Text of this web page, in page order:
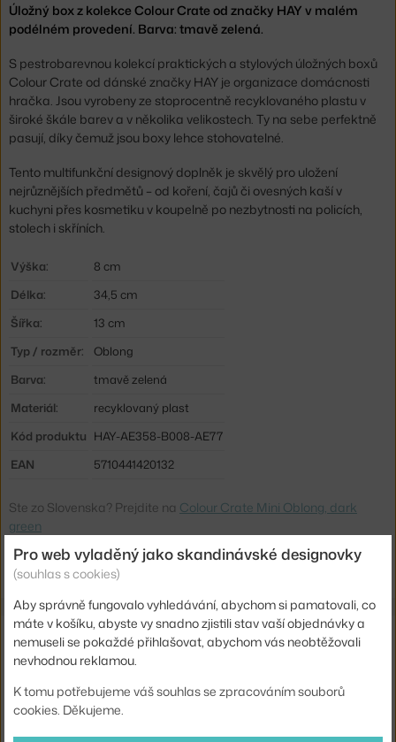
Úložný box z kolekce Colour Crate od značky HAY v malém
podélném provedení. Barva: tmavě zelená.
S pestrobarevnou kolekcí praktických a stylových úložných boxů
Colour Crate od dánské značky HAY je organizace domácnosti
hračka. Jsou vyrobeny ze stoprocentně recyklovaného plastu v
široké škále barev a v několika velikostech. Ty na sebe perfektně
pasují, díky čemuž jsou boxy lehce stohovatelné.
Tento multifunkční designový doplněk je skvělý pro uložení
nejrůznějších předmětů – od koření, čajů či ovesných kaší v
kuchyni přes kosmetiku v koupelně po nezbytnosti na policích,
stolech i skříních.
Výška:
8 cm
Délka:
34,5 cm
Šířka:
13 cm
Typ / rozměr:
Oblong
Barva:
tmavě zelená
Materiál:
recyklovaný plast
Kód produktu HAY-AE358-B008-AE77
EAN
5710441420132
Ste zo Slovenska? Prejdite na Colour Crate Mini Oblong, dark
green
Shopping from the EU? Switch to
Colour Crate Mini Oblong, dark
green
Související produkty
COLOUR CRATE MINI SET 2KS, DARK GREEN
140 Kč
HAY
Pro web vyladěný jako skandinávské designovky
(souhlas s cookies)
Aby správně fungovalo vyhledávání, abychom si pamatovali, co
máte v košíku, abyste vy snadno zjistili stav vaší objednávky a
nemuseli se pokaždé přihlašovat, abychom vás neobtěžovali
nevhodnou reklamou.
K tomu potřebujeme váš souhlas se zpracováním souborů
cookies. Děkujeme.